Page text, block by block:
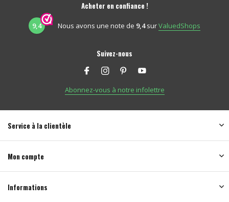
Acheter en confiance !
9,4 Nous avons une note de 9,4surValuedShops
Suivez-nous
Abonnez-vous à notre infolettre
Service à la clientèle
Mon compte
Informations